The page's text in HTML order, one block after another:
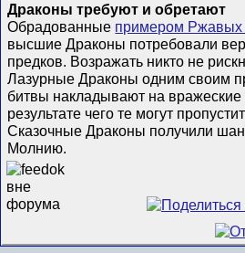
Драконы требуют и обретают
Обрадованные примером Ржавых
высшие Драконы потребовали
предков. Возражать никто не
Лазурные Драконы одним своим
битвы накладывают на вражеские
результате чего те могут
Сказочные Драконы получили
Молнию.